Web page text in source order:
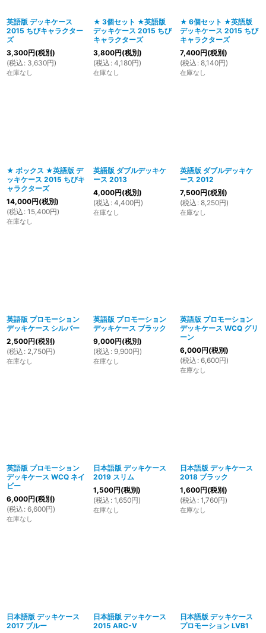
英語版 デッキケース
2015 ちびキャラクター
ズ
3,300円(税別)
(税込 : 3,630円)
在庫なし
★ 3個セット ★英語版
デッキケース 2015 ちび
キャラクターズ
3,800円(税別)
(税込 : 4,180円)
在庫なし
★ 6個セット ★英語版
デッキケース 2015 ちび
キャラクターズ
7,400円(税別)
(税込 : 8,140円)
在庫なし
★ ボックス ★英語版 デ
ッキケース 2015 ちびキ
ャラクターズ
14,000円(税別)
(税込 : 15,400円)
在庫なし
英語版 ダブルデッキケ
ース 2013
4,000円(税別)
(税込 : 4,400円)
在庫なし
英語版 ダブルデッキケ
ース 2012
7,500円(税別)
(税込 : 8,250円)
在庫なし
英語版 プロモーション
デッキケース シルバー
2,500円(税別)
(税込 : 2,750円)
在庫なし
英語版 プロモーション
デッキケース ブラック
9,000円(税別)
(税込 : 9,900円)
在庫なし
英語版 プロモーション
デッキケース WCQ グリ
ーン
6,000円(税別)
(税込 : 6,600円)
在庫なし
英語版 プロモーション
デッキケース WCQ ネイ
ビー
6,000円(税別)
(税込 : 6,600円)
在庫なし
日本語版 デッキケース
2019 スリム
1,500円(税別)
(税込 : 1,650円)
在庫なし
日本語版 デッキケース
2018 ブラック
1,600円(税別)
(税込 : 1,760円)
在庫なし
日本語版 デッキケース
2017 ブルー
日本語版 デッキケース
2015 ARC-V
日本語版 デッキケース
プロモーション LVB1